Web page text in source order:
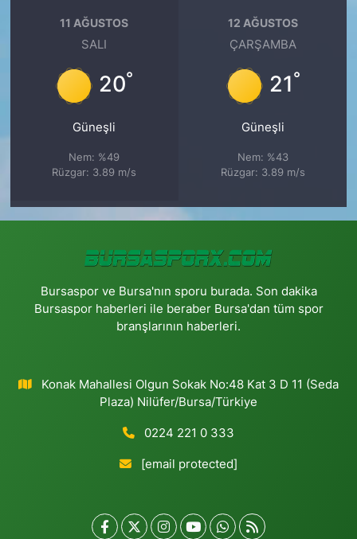
11 AĞUSTOS
SALI
20°
Güneşli
Nem: %49
Rüzgar: 3.89 m/s
12 AĞUSTOS
ÇARŞAMBA
21°
Güneşli
Nem: %43
Rüzgar: 3.89 m/s
Bursaspor ve Bursa'nın sporu burada. Son dakika
Bursaspor haberleri ile beraber Bursa'dan tüm spor
branşlarının haberleri.
Konak Mahallesi Olgun Sokak No:48 Kat 3 D 11 (Seda
Plaza) Nilüfer/Bursa/Türkiye
0224 221 0 333
[email protected]